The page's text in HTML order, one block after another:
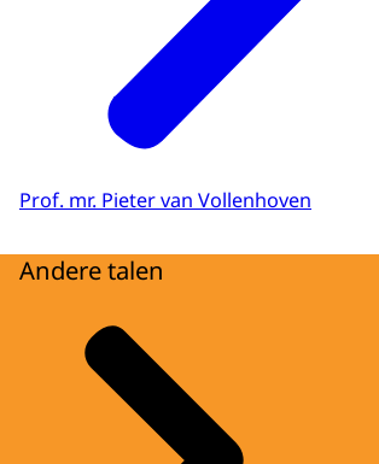
Prof. mr. Pieter van Vollenhoven
Andere talen